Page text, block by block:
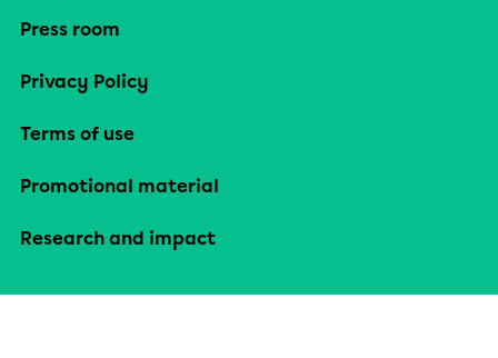
Press room
Privacy Policy
Terms of use
Promotional material
Research and impact